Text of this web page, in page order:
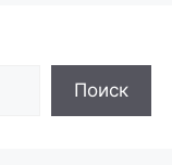
Поиск